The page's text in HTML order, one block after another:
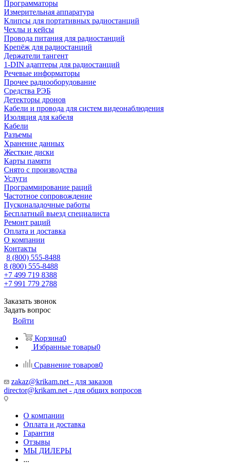
Программаторы
Измерительная аппаратура
Клипсы для портативных радиостанций
Чехлы и кейсы
Провода питания для радиостанций
Крепёж для радиостанций
Держатели тангент
1-DIN адаптеры для радиостанций
Речевые информаторы
Прочее радиооборудование
Средства РЭБ
Детекторы дронов
Кабели и провода для систем видеонаблюдения
Изоляция для кабеля
Кабели
Разъемы
Хранение данных
Жесткие диски
Карты памяти
Снято с производства
Услуги
Программирование раций
Частотное сопровождение
Пусконаладочные работы
Бесплатный выезд специалиста
Ремонт раций
Оплата и доставка
О компании
Контакты
8 (800) 555-8488
8 (800) 555-8488
+7 499 719 8388
+7 991 779 2788
Заказать звонок
Задать вопрос
Войти
Корзина0
Избранные товары0
Сравнение товаров0
zakaz@krikam.net - для заказов
director@krikam.net - для общих вопросов
О компании
Оплата и доставка
Гарантия
Отзывы
МЫ ДИЛЕРЫ
...